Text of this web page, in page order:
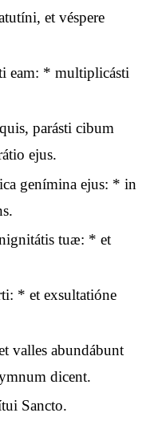
et véspere
eam: * multiplicásti
parásti cibum
ejus.
genímina ejus: * in
tuæ: * et
* et exsultatióne
valles abundábunt
dicent.
Sancto.